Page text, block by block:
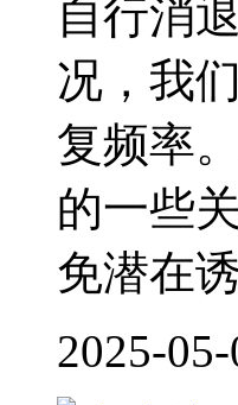
自行消
况，我
复频率
的一些
免潜在
2025-05-